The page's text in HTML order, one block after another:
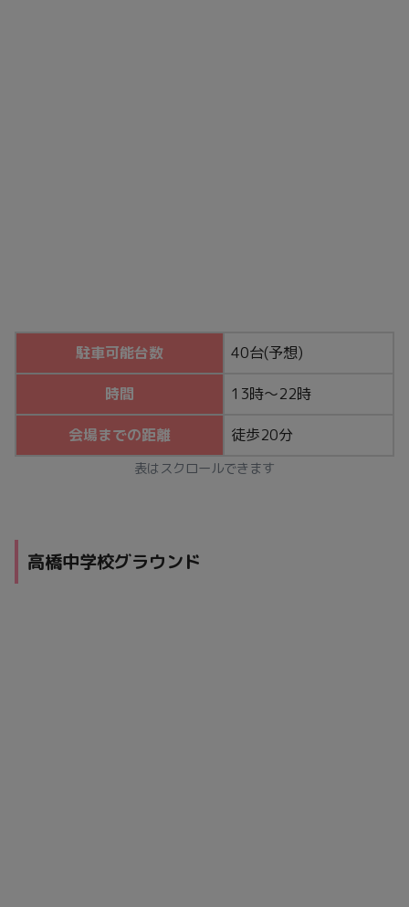
駐車可能台数 40台(予想)
時間 13時～22時
会場までの距離 徒歩20分
表はスクロールできます
高橋中学校グラウンド